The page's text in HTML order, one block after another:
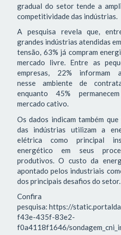
gradual do setor tende a
competitividade das indústrias.
A pesquisa revela que,
grandes indústrias atendidas
tensão, 63% já compram
mercado livre. Entre as
empresas, 22% informam
nesse ambiente de
enquanto 45%
mercado cativo.
Os dados indicam também que
das indústrias utilizam a
elétrica como principal
energético em seus
produtivos. O custo da
apontado pelos industriais
dos principais desafios do setor.
Confira
pesquisa: https://
f43e-435f-83e2-
f0a4118f1646/